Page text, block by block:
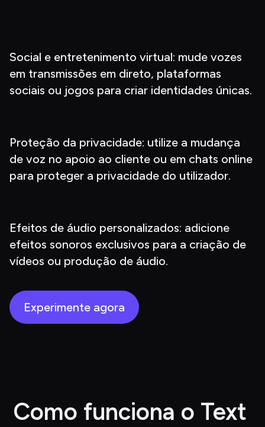
Social e entretenimento virtual: mude vozes
em transmissões em direto, plataformas
sociais ou jogos para criar identidades únicas.
Proteção da privacidade: utilize a mudança
de voz no apoio ao cliente ou em chats online
para proteger a privacidade do utilizador.
Efeitos de áudio personalizados: adicione
efeitos sonoros exclusivos para a criação de
vídeos ou produção de áudio.
Experimente agora
Como funciona o Text